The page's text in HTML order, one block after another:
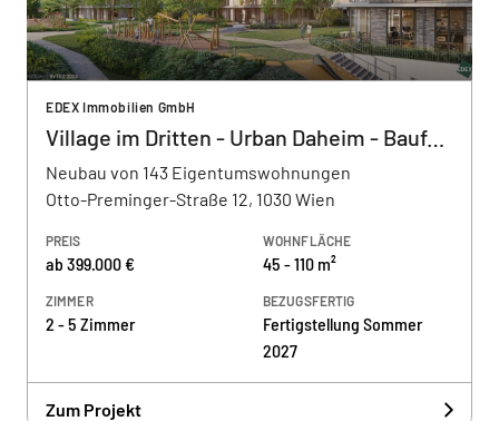
EDEX Immobilien GmbH
Village im Dritten - Urban Daheim - Baufeld 13
Neubau von 143 Eigentumswohnungen
Otto-Preminger-Straße 12, 1030 Wien
PREIS
ab 399.000 €
WOHNFLÄCHE
45 - 110 m²
ZIMMER
2 - 5 Zimmer
BEZUGSFERTIG
Fertigstellung Sommer
2027
Zum Projekt